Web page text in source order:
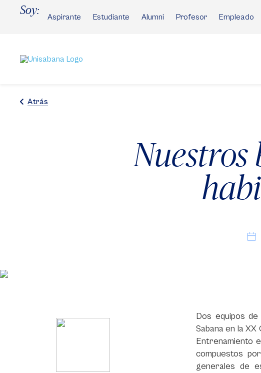
Soy:
Aspirante Estudiante Alumni Profesor Empleado
Atrás
Nuestros
Dos equipos
Sabana en la
Entrenamiento
compuestos
generales de